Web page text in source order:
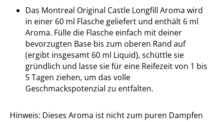
Das Montreal Original Castle Longfill Aroma wird
in einer 60 ml Flasche geliefert und enthält 6 ml
Aroma. Fülle die Flasche einfach mit deiner
bevorzugten Base bis zum oberen Rand auf
(ergibt insgesamt 60 ml Liquid), schüttle sie
gründlich und lasse sie für eine Reifezeit von 1 bis
5 Tagen ziehen, um das volle
Geschmackspotenzial zu entfalten.
Hinweis: Dieses Aroma ist nicht zum puren Dampfen